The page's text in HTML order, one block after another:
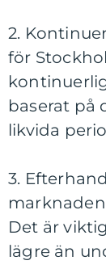
2.
för
baserat på
likvida
3.
Det är
lägre än